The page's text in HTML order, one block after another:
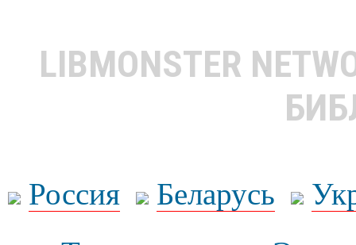
LIBMONSTER
Россия Беларусь